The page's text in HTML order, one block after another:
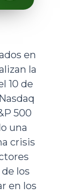
en
la
10 de
500
una
crisis
los
en los